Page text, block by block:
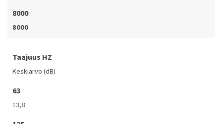
8000
8000
Taajuus HZ
Keskiarvo (dB)
63
13,8